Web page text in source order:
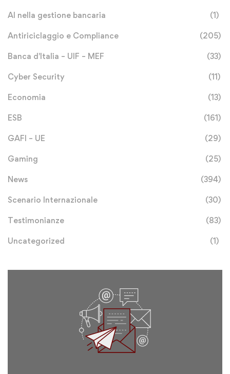
AI nella gestione bancaria (1)
Antiriciclaggio e Compliance (205)
Banca d'Italia – UIF – MEF (33)
Cyber Security (11)
Economia (13)
ESB (161)
GAFI – UE (29)
Gaming (25)
News (394)
Scenario Internazionale (30)
Testimonianze (83)
Uncategorized (1)